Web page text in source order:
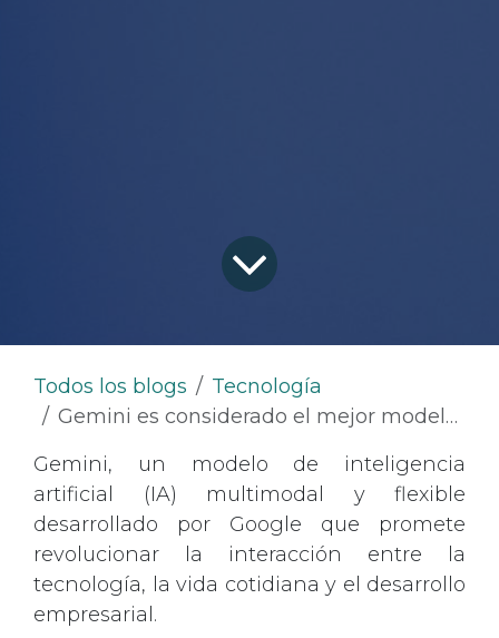
Todos los blogs
Tecnología
Gemini es considerado el mejor modelo de inteligencia artificial de Google.
Gemini, un modelo de inteligencia
artificial (IA) multimodal y flexible
desarrollado por Google que promete
revolucionar la interacción entre la
tecnología, la vida cotidiana y el desarrollo
empresarial.